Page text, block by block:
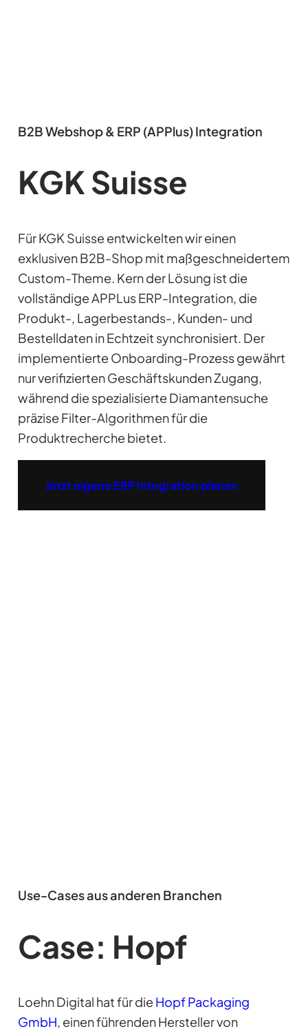
B2B Webshop & ERP (APPlus) Integration
KGK Suisse
Für KGK Suisse entwickelten wir einen
exklusiven B2B-Shop mit maßgeschneidertem
Custom-Theme. Kern der Lösung ist die
vollständige APPLus ERP-Integration, die
Produkt-, Lagerbestands-, Kunden- und
Bestelldaten in Echtzeit synchronisiert. Der
implementierte Onboarding-Prozess gewährt
nur verifizierten Geschäftskunden Zugang,
während die spezialisierte Diamantensuche
präzise Filter-Algorithmen für die
Produktrecherche bietet.
Jetzt eigene ERP Integration planen
Use-Cases aus anderen Branchen
Case: Hopf
Loehn Digital hat für dieHopf Packaging
GmbH, einen führenden Hersteller von